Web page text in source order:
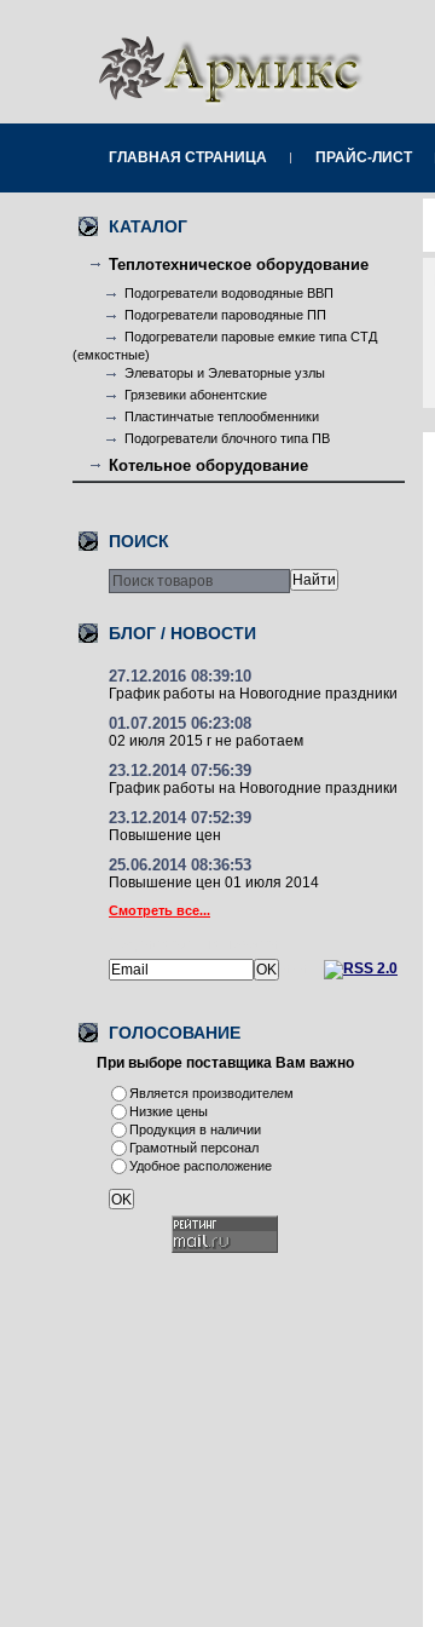
ГЛАВНАЯ СТРАНИЦА ПРАЙС-ЛИСТ
КАТАЛОГ
Теплотехническое оборудование
Подогреватели водоводяные ВВП
Подогреватели пароводяные ПП
Подогреватели паровые емкие типа СТД
(емкостные)
Элеваторы и Элеваторные узлы
Грязевики абонентские
Пластинчатые теплообменники
Подогреватели блочного типа ПВ
Котельное оборудование
ПОИСК
БЛОГ / НОВОСТИ
27.12.2016 08:39:10
График работы на Новогодние праздники
01.07.2015 06:23:08
02 июля 2015 г не работаем
23.12.2014 07:56:39
График работы на Новогодние праздники
23.12.2014 07:52:39
Повышение цен
25.06.2014 08:36:53
Повышение цен 01 июля 2014
Смотреть все...
ГОЛОСОВАНИЕ
При выборе поставщика Вам важно
Является производителем
Низкие цены
Продукция в наличии
Грамотный персонал
Удобное расположение